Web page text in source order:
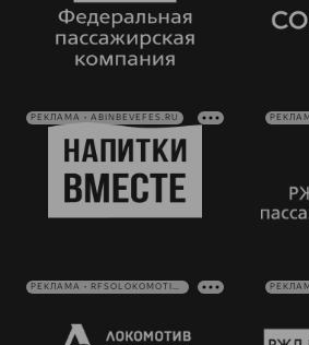
РЕКЛАМА • ABINBEVEFES.RU
РЕКЛАМА • RFSOLOKOMOTIV.RU